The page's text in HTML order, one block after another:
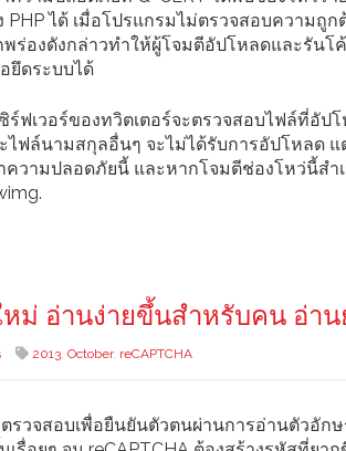
ได้ เมื่อโปรแกรมไม่ตรวจสอบความถูก
องดังกล่าวทำให้ผู้โจมตีอัปโหลดและรันโ
ยึดระบบได้
ฟเวอร์ของทวิตเตอร์จะตรวจสอบไฟล์ที่อัป
ไฟล์นามสกุลอื่นๆ จะไม่ได้รับการอัปโหลด
วามปลอดภัยนี้ และหากโจมตีช่องโหว่นี้สำ
หม่ อ่านง่ายขึ้นสำหรับคน อ่า
2013, October, reCAPTCHA
รวจสอบเพื่อยืนยันตัวตนผ่านการอ่านตัวอัก